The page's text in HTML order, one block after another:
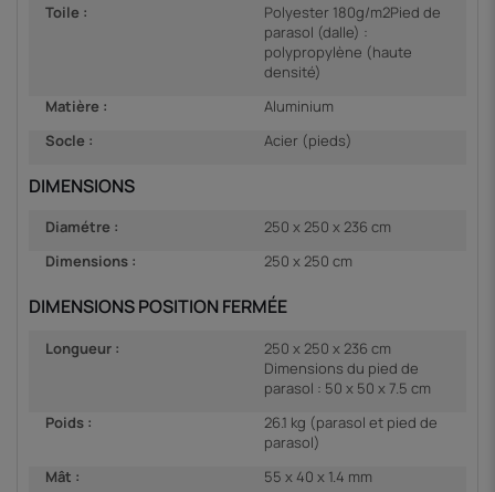
Toile :
Polyester 180g/m2Pied de
parasol (dalle) :
polypropylène (haute
densité)
Matière :
Aluminium
Socle :
Acier (pieds)
DIMENSIONS
Diamétre :
250 x 250 x 236 cm
Dimensions :
250 x 250 cm
DIMENSIONS POSITION FERMÉE
Longueur :
250 x 250 x 236 cm
Dimensions du pied de
parasol : 50 x 50 x 7.5 cm
Poids :
26.1 kg (parasol et pied de
parasol)
Mât :
55 x 40 x 1.4 mm